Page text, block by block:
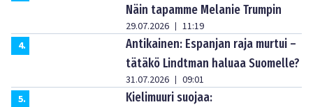
Näin tapamme Melanie Trumpin
29.07.2026 | 11:19
4.
Antikainen: Espanjan raja murtui –
tätäkö Lindtman haluaa Suomelle?
31.07.2026 | 09:01
5.
Kielimuuri suojaa: